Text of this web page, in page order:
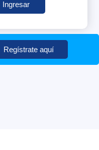
Ingresar
Regístrate aquí